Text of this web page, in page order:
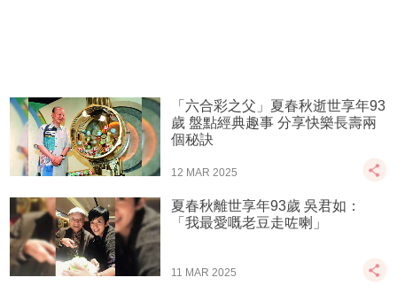
「六合彩之父」夏春秋逝世享年93
歲 盤點經典趣事 分享快樂長壽兩
個秘訣
12 MAR 2025
夏春秋離世享年93歲 吳君如：
「我最愛嘅老豆走咗喇」
11 MAR 2025